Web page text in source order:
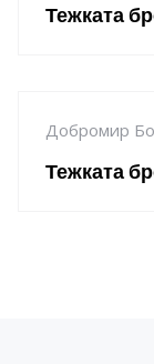
Тежката
Добромир
Тежката